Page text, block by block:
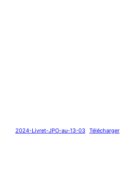
2024-Livret-JPO-au-13-03 Télécharger